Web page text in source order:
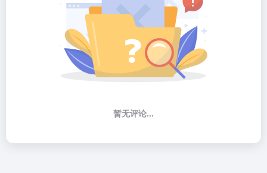
暂无评论...